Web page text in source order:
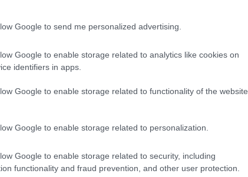
Google to send me personalized advertising.
Google to enable storage related to analytics like cookies on
identifiers in apps.
Google to enable storage related to functionality of the website
Google to enable storage related to personalization.
Google to enable storage related to security, including
functionality and fraud prevention, and other user protection.
de egyszersmind azt is megmutatja, hogy a
ezen a területen.
8 összes fontos újítása egy helyen
intelligencia, de más funkciók is intuitívabbá válnak.